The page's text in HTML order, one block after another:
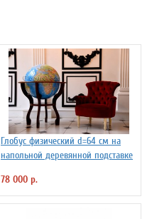
Глобус физический d=64 см на
напольной деревянной подставке
78 000 р.